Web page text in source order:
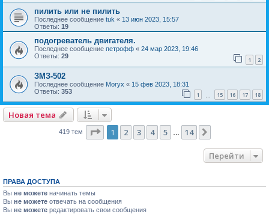
пилить или не пилить
Последнее сообщение tuk « 13 июн 2023, 15:57
Ответы: 19
подогреватель двигателя.
Последнее сообщение петрофф « 24 мар 2023, 19:46
Ответы: 29 1 2
ЗМЗ-502
Последнее сообщение Moryx « 15 фев 2023, 18:31
Ответы: 353 1 15 16 17 18
Новая тема
419 тем Страница из 14
1 2 3 4 5 14
Перейти
ПРАВА ДОСТУПА
Вы не можете начинать темы
Вы не можете отвечать на сообщения
Вы не можете редактировать свои сообщения